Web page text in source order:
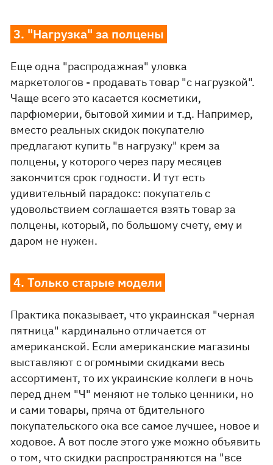
3. "Нагрузка" за полцены
Еще одна "распродажная" уловка
маркетологов - продавать товар "с нагрузкой".
Чаще всего это касается косметики,
парфюмерии, бытовой химии и т.д. Например,
вместо реальных скидок покупателю
предлагают купить "в нагрузку" крем за
полцены, у которого через пару месяцев
закончится срок годности. И тут есть
удивительный парадокс: покупатель с
удовольствием соглашается взять товар за
полцены, который, по большому счету, ему и
даром не нужен.
4. Только старые модели
Практика показывает, что украинская "черная
пятница" кардинально отличается от
американской. Если американские магазины
выставляют с огромными скидками весь
ассортимент, то их украинские коллеги в ночь
перед днем "Ч" меняют не только ценники, но
и сами товары, пряча от бдительного
покупательского ока все самое лучшее, новое и
ходовое. А вот после этого уже можно объявить
о том, что скидки распространяются на "все